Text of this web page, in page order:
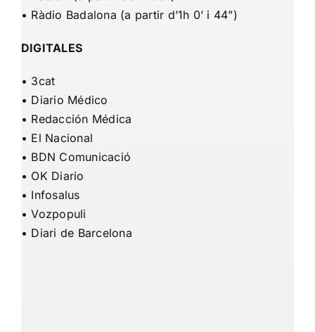
• Ràdio Badalona (a partir d’1h 0’ i 44”)
DIGITALES
• 3cat
• Diario Médico
• Redacción Médica
• El Nacional
• BDN Comunicació
• OK Diario
• Infosalus
• Vozpopuli
• Diari de Barcelona